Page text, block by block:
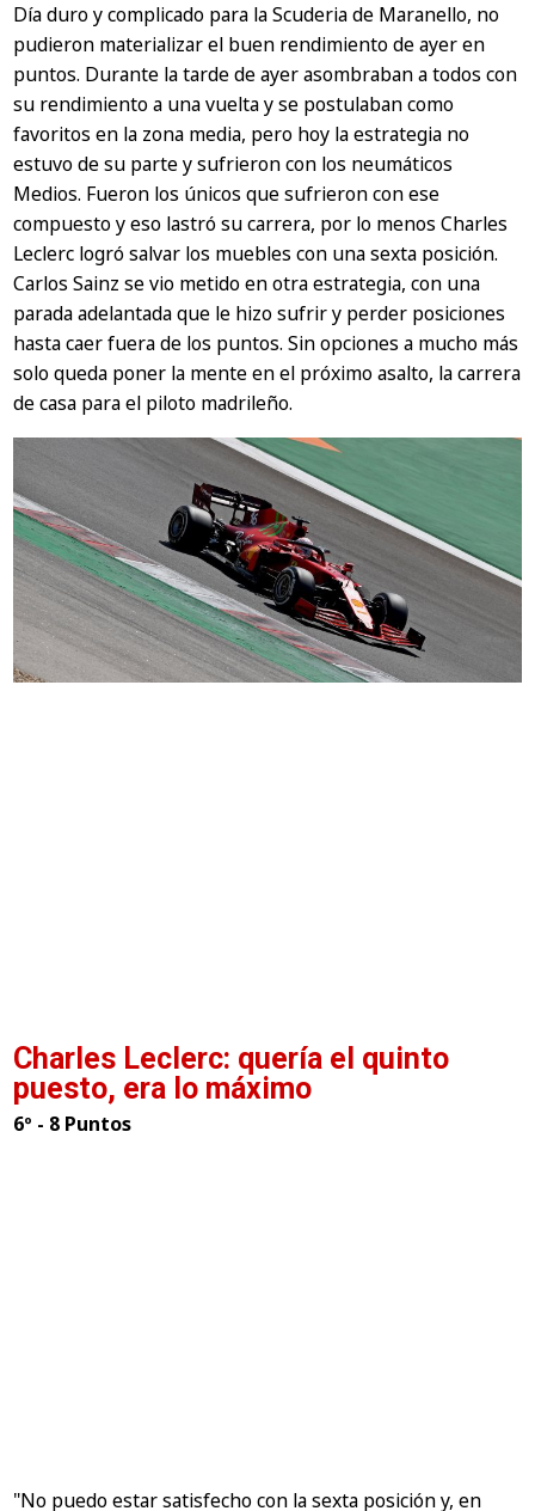
Día duro y complicado para la Scuderia de Maranello, no
pudieron materializar el buen rendimiento de ayer en
puntos. Durante la tarde de ayer asombraban a todos con
su rendimiento a una vuelta y se postulaban como
favoritos en la zona media, pero hoy la estrategia no
estuvo de su parte y sufrieron con los neumáticos
Medios. Fueron los únicos que sufrieron con ese
compuesto y eso lastró su carrera, por lo menos Charles
Leclerc logró salvar los muebles con una sexta posición.
Carlos Sainz se vio metido en otra estrategia, con una
parada adelantada que le hizo sufrir y perder posiciones
hasta caer fuera de los puntos. Sin opciones a mucho más
solo queda poner la mente en el próximo asalto, la carrera
de casa para el piloto madrileño.
Charles Leclerc: quería el quinto
puesto, era lo máximo
6º - 8 Puntos
"No puedo estar satisfecho con la sexta posición y, en